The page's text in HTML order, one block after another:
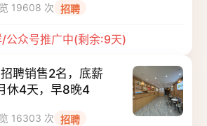
19608 次 招聘
公众号推广中(剩余:9天)
招聘销售2名，底薪
休4天，早8晚4
16303 次 招聘